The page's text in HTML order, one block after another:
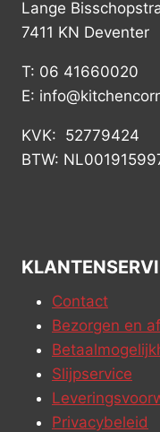
Lange
7411 KN Deventer
T: 06 41660020
E:
KVK: 52779424
BTW:
Contact
Bezorgen en
Slijpservice
Privacybeleid